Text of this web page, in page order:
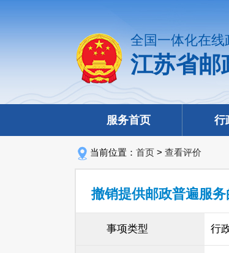
全国一体化在线
江苏省邮
服务首页 行
当前位置： 首页 > 查看评价
撤销提供邮政普遍服
事项类型 行